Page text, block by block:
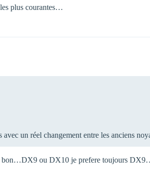
plus courantes…
un réel changement entre les anciens
ou DX10 je prefere toujours DX9…